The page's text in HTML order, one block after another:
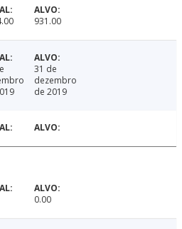
931.00
31 de
dezembro
de 2019
0.00